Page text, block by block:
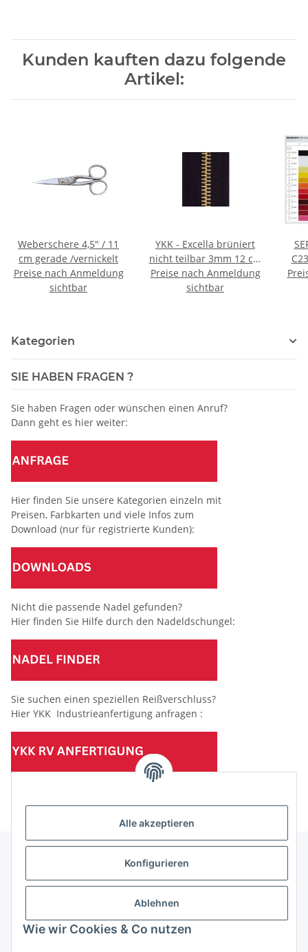
Alle akzeptieren
Konfigurieren
Ablehnen
Wie wir Cookies & Co nutzen
Kunden kauften dazu folgende
Artikel:
Weberschere 4,5" / 11
cm gerade /vernickelt
Preise nach Anmeldung
sichtbar
YKK - Excella brüniert
nicht teilbar 3mm 12 cm
- Farbe: 527/weinrot
Preise nach Anmeldung
sichtbar
C23/
Kategorien
SIE HABEN FRAGEN ?
Sie haben Fragen oder wünschen einen Anruf?
Dann geht es hier weiter:
Hier finden Sie unsere Kategorien einzeln mit
Preisen, Farbkarten und viele Infos zum
Download (nur für registrierte Kunden):
Nicht die passende Nadel gefunden?
Hier finden Sie Hilfe durch den Nadeldschungel:
Sie suchen einen speziellen Reißverschluss?
Hier YKK Industrieanfertigung anfragen :
(Mindesttabnahmemenge 10 Stück je Länge und Farbe)
Informationen
Gesetzliche Informationen